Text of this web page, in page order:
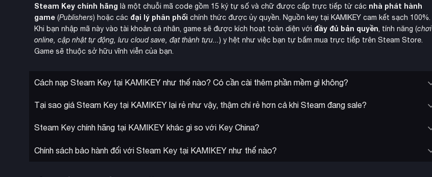
Steam Key chính hãng là một chuỗi mã code gồm 15 ký tự số và chữ được cấp trực tiếp từ các nhà phát hành
game (Publishers) hoặc các đại lý phân phối chính thức được ủy quyền. Nguồn key tại KAMIKEY cam kết sạch 100%.
Khi bạn nhập mã này vào tài khoản cá nhân, game sẽ được kích hoạt toàn diện với đầy đủ bản quyền, tính năng (chơi
online, cập nhật tự động, lưu cloud save, đạt thành tựu...) y hệt như việc bạn tự bấm mua trực tiếp trên Steam Store.
Game sẽ thuộc sở hữu vĩnh viễn của bạn.
Cách nạp Steam Key tại KAMIKEY như thế nào? Có cần cài thêm phần mềm gì không?
Tại sao giá Steam Key tại KAMIKEY lại rẻ như vậy, thậm chí rẻ hơn cả khi Steam đang sale?
Steam Key chính hãng tại KAMIKEY khác gì so với Key China?
Chính sách bảo hành đối với Steam Key tại KAMIKEY như thế nào?